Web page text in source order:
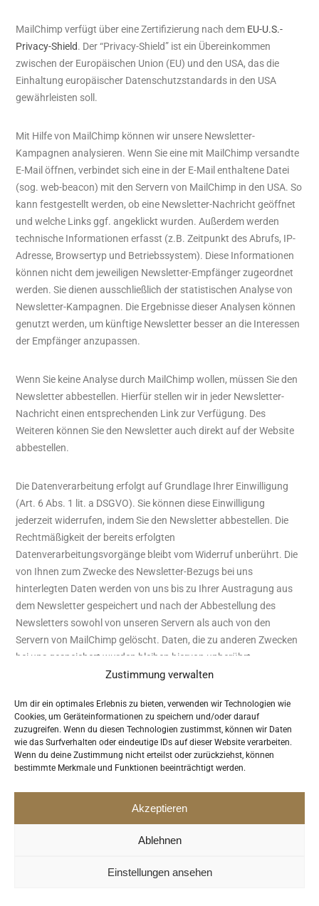
Zustimmung verwalten
Um dir ein optimales Erlebnis zu bieten, verwenden wir Technologien wie
Cookies, um Geräteinformationen zu speichern und/oder darauf
zuzugreifen. Wenn du diesen Technologien zustimmst, können wir Daten
wie das Surfverhalten oder eindeutige IDs auf dieser Website verarbeiten.
Wenn du deine Zustimmung nicht erteilst oder zurückziehst, können
bestimmte Merkmale und Funktionen beeinträchtigt werden.
Akzeptieren
Ablehnen
Einstellungen ansehen
MailChimp verfügt über eine Zertifizierung nach dem EU-U.S.-
Privacy-Shield. Der “Privacy-Shield” ist ein Übereinkommen
zwischen der Europäischen Union (EU) und den USA, das die
Einhaltung europäischer Datenschutzstandards in den USA
gewährleisten soll.
Mit Hilfe von MailChimp können wir unsere Newsletter-
Kampagnen analysieren. Wenn Sie eine mit MailChimp versandte
E-Mail öffnen, verbindet sich eine in der E-Mail enthaltene Datei
(sog. web-beacon) mit den Servern von MailChimp in den USA. So
kann festgestellt werden, ob eine Newsletter-Nachricht geöffnet
und welche Links ggf. angeklickt wurden. Außerdem werden
technische Informationen erfasst (z.B. Zeitpunkt des Abrufs, IP-
Adresse, Browsertyp und Betriebssystem). Diese Informationen
können nicht dem jeweiligen Newsletter-Empfänger zugeordnet
werden. Sie dienen ausschließlich der statistischen Analyse von
Newsletter-Kampagnen. Die Ergebnisse dieser Analysen können
genutzt werden, um künftige Newsletter besser an die Interessen
der Empfänger anzupassen.
Wenn Sie keine Analyse durch MailChimp wollen, müssen Sie den
Newsletter abbestellen. Hierfür stellen wir in jeder Newsletter-
Nachricht einen entsprechenden Link zur Verfügung. Des
Weiteren können Sie den Newsletter auch direkt auf der Website
abbestellen.
Die Datenverarbeitung erfolgt auf Grundlage Ihrer Einwilligung
(Art. 6 Abs. 1 lit. a DSGVO). Sie können diese Einwilligung
jederzeit widerrufen, indem Sie den Newsletter abbestellen. Die
Rechtmäßigkeit der bereits erfolgten
Datenverarbeitungsvorgänge bleibt vom Widerruf unberührt. Die
von Ihnen zum Zwecke des Newsletter-Bezugs bei uns
hinterlegten Daten werden von uns bis zu Ihrer Austragung aus
dem Newsletter gespeichert und nach der Abbestellung des
Newsletters sowohl von unseren Servern als auch von den
Servern von MailChimp gelöscht. Daten, die zu anderen Zwecken
bei uns gespeichert wurden bleiben hiervon unberührt.
MailChimp unter:https://mailchimp.com/legal/terms/.
Abschluss eines Data-Processing-Agreements
Wir haben ein sogenanntes „Data-Processing-Agreement“ mit
Daten unserer Kunden zu schützen und sie nicht an Dritte
https://mailchimp.com/legal/data-